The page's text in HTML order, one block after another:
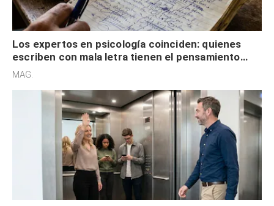
Los expertos en psicología coinciden: quienes
escriben con mala letra tienen el pensamiento
acelerado y no lo hacen por desinterés
MAG.